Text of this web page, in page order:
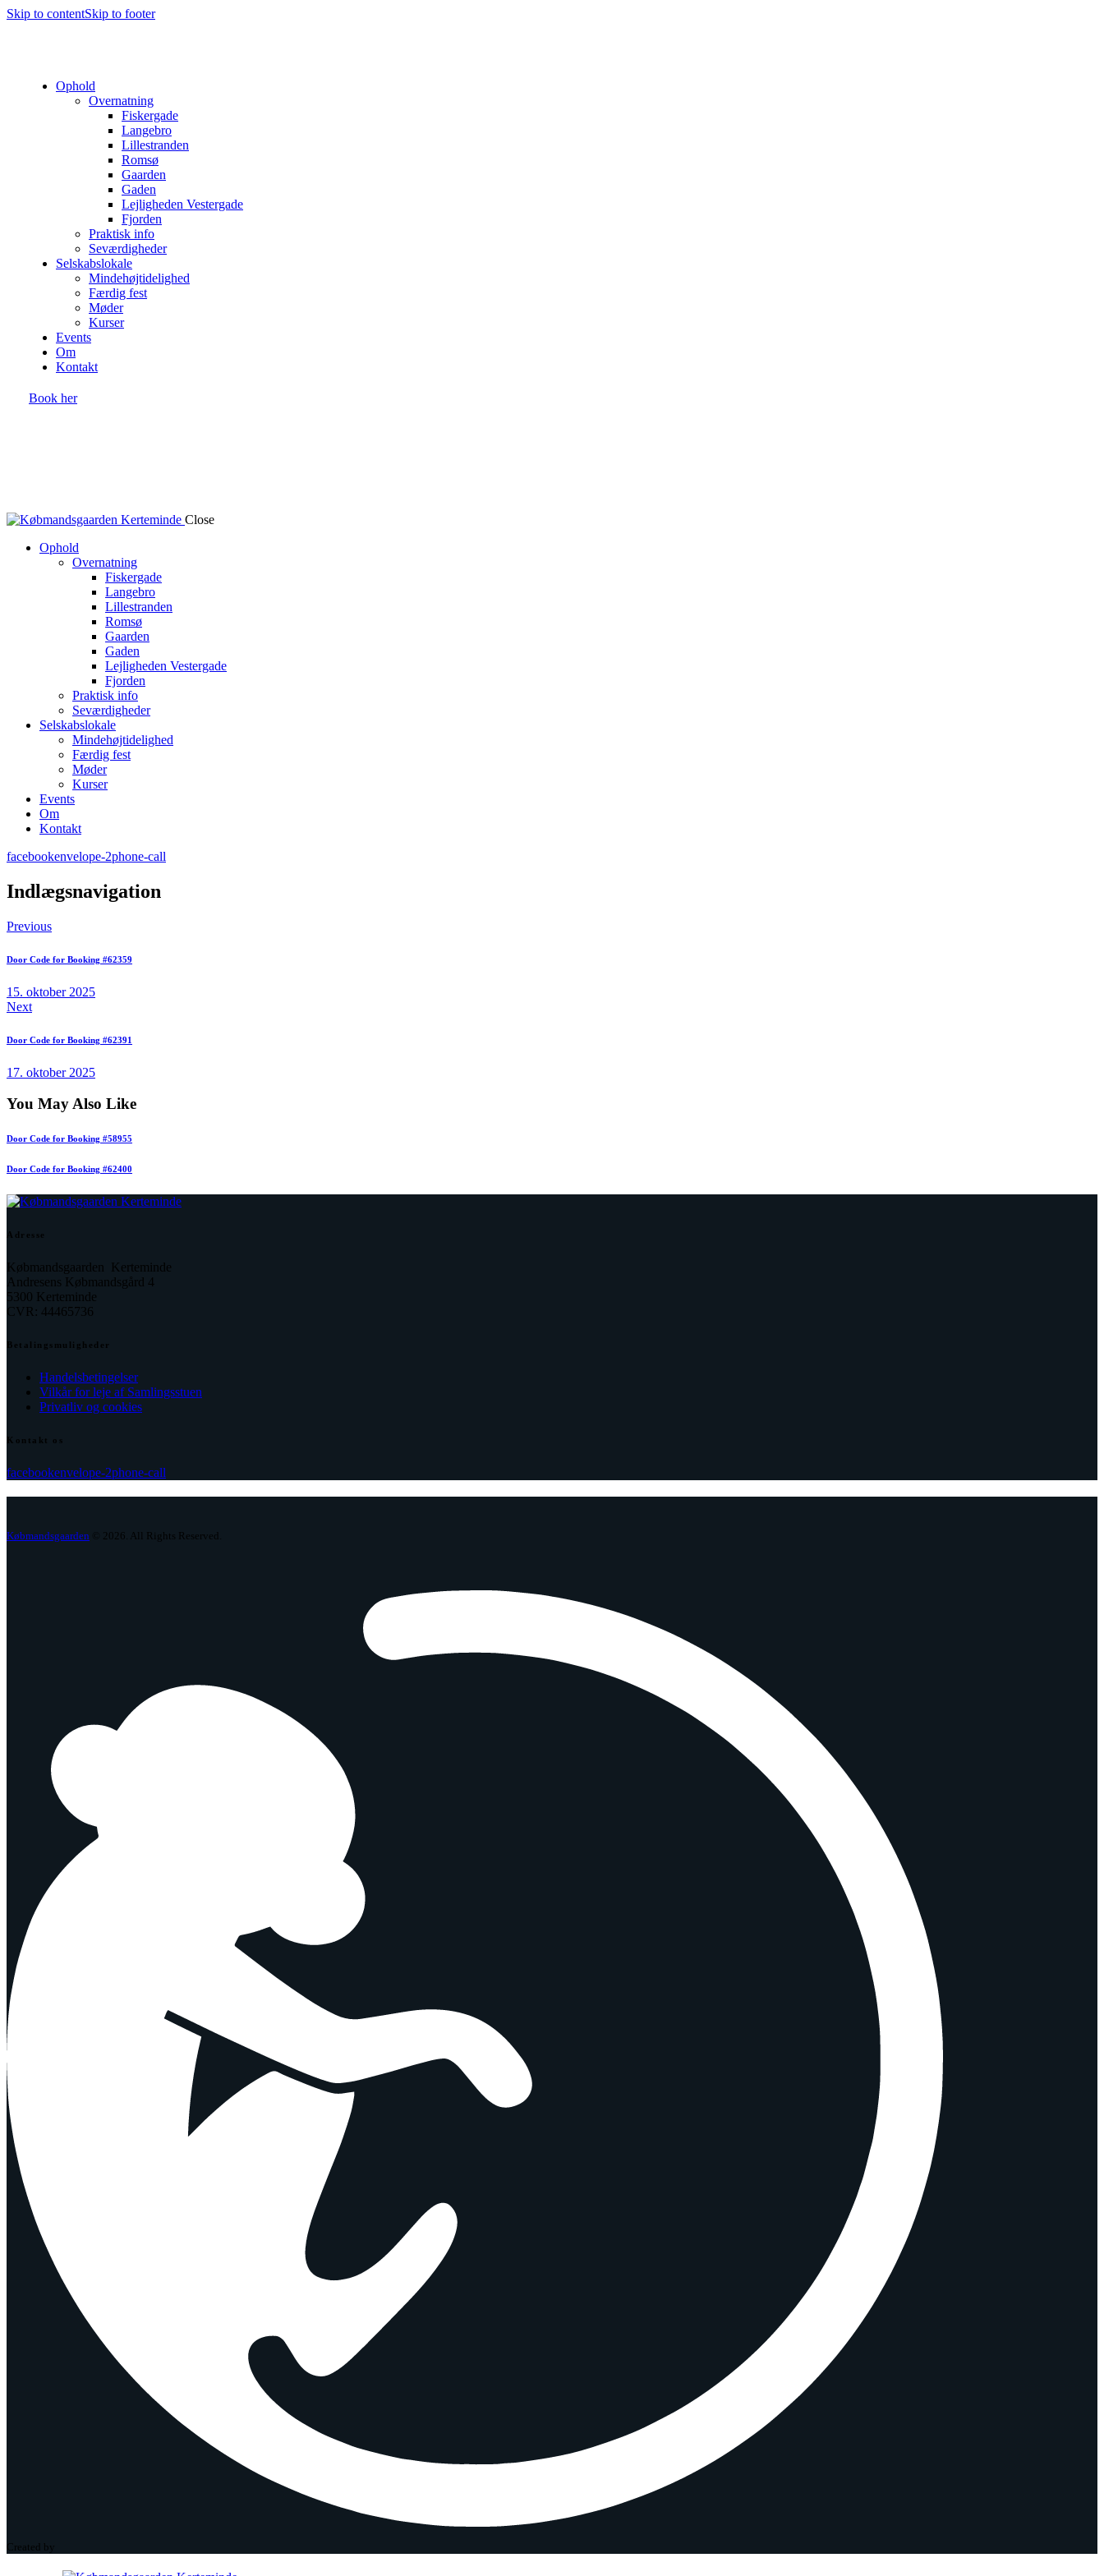
Skip to contentSkip to footer
Ophold
Overnatning
Fiskergade
Langebro
Lillestranden
Romsø
Gaarden
Gaden
Lejligheden Vestergade
Fjorden
Praktisk info
Seværdigheder
Selskabslokale
Mindehøjtidelighed
Færdig fest
Møder
Kurser
Events
Om
Kontakt
Book her
Close
Ophold
Overnatning
Fiskergade
Langebro
Lillestranden
Romsø
Gaarden
Gaden
Lejligheden Vestergade
Fjorden
Praktisk info
Seværdigheder
Selskabslokale
Mindehøjtidelighed
Færdig fest
Møder
Kurser
Events
Om
Kontakt
facebookenvelope-2phone-call
Indlægsnavigation
Previous
Door Code for Booking #62359
15. oktober 2025
Next
Door Code for Booking #62391
17. oktober 2025
You May Also Like
Door Code for Booking #58955
Door Code for Booking #62400
Adresse
Købmandsgaarden Kerteminde
Andresens Købmandsgård 4
5300 Kerteminde
CVR: 44465736
Betalingsmuligheder
Handelsbetingelser
Vilkår for leje af Samlingsstuen
Privatliv og cookies
Kontakt os
facebookenvelope-2phone-call
Købmandsgaarden © 2026. All Rights Reserved.
Created by